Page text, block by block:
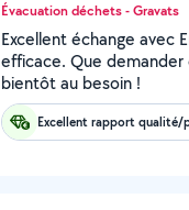
Évacuation déchets - Gravats
Excellent échange avec
efficace. Que demander
bientôt au besoin !
Excellent rapport qualité/